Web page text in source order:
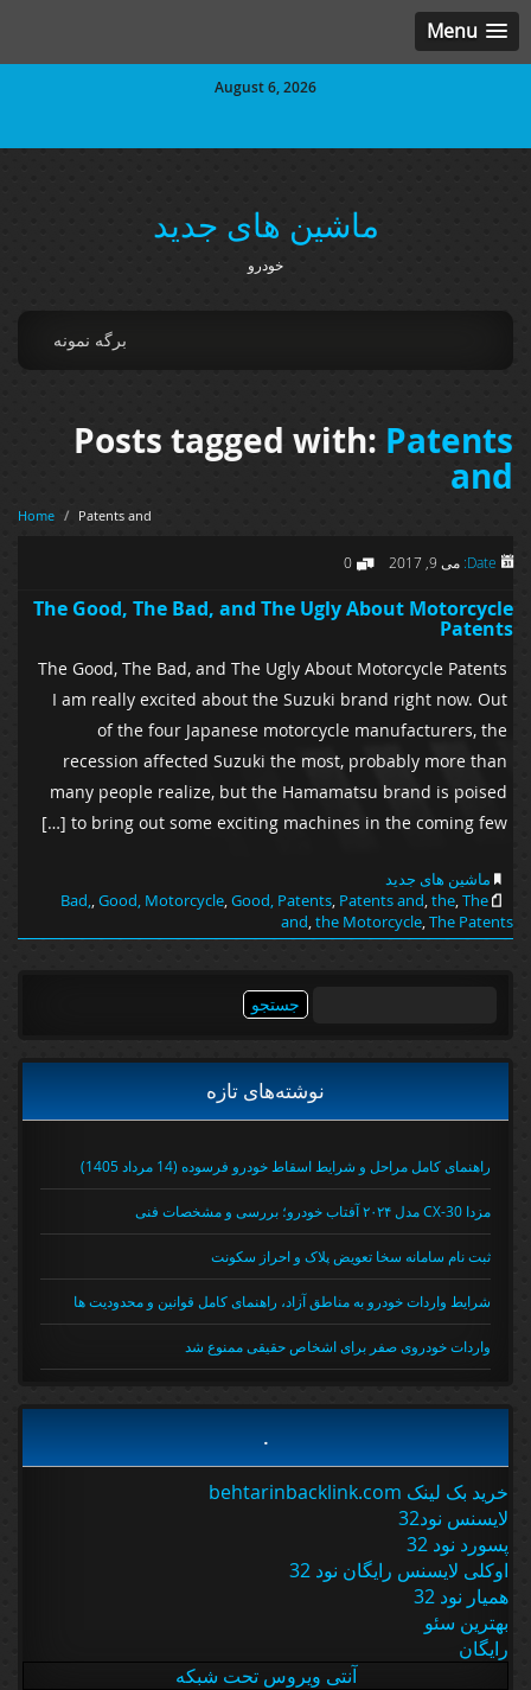
Menu
August 6, 2026
ماشین های جدید
خودرو
برگه نمونه
Posts tagged with:Patents
and
Home / Patents and
Date: می 9, 2017 0
The Good, The Bad, and The Ugly About Motorcycle
Patents
The Good, The Bad, and The Ugly About Motorcycle Patents
I am really excited about the Suzuki brand right now. Out
of the four Japanese motorcycle manufacturers, the
recession affected Suzuki the most, probably more than
many people realize, but the Hamamatsu brand is poised
to bring out some exciting machines in the coming few […]
ماشین های جدید
Bad,,Good, Motorcycle,Good, Patents,Patents and,the,The
and,the Motorcycle,The Patents
نوشته‌های تازه
راهنمای کامل مراحل و شرایط اسقاط خودرو فرسوده (14 مرداد 1405)
مزدا CX-30 مدل ۲۰۲۴ آفتاب خودرو؛ بررسی و مشخصات فنی
ثبت نام سامانه سخا تعویض پلاک و احراز سکونت
شرایط واردات خودرو به مناطق آزاد، راهنمای کامل قوانین و محدودیت ها
واردات خودروی صفر برای اشخاص حقیقی ممنوع شد
خرید بک لینک behtarinbacklink.com
لایسنس نود32
پسورد نود 32
اوکلی لایسنس رایگان نود 32
همیار نود 32
بهترین سئو
رایگان
آنتی ویروس تحت شبکه